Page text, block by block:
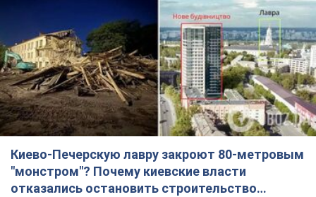
Киево-Печерскую лавру закроют 80-метровым
"монстром"? Почему киевские власти
отказались остановить строительство